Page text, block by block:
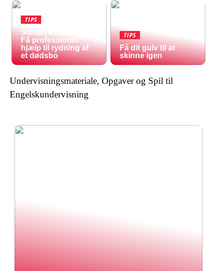
TIPS
Støtte i en svær tid:
Få professionel
hjælp til rydning af
et dødsbo
TIPS
Få dit gulv til at
skinne igen
Undervisningsmateriale, Opgaver og Spil til
Engelskundervisning